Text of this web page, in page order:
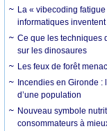
La « vibecoding
informatiques
Ce que les techniques
sur les dinosaures
Les feux de forêt
Incendies en Gironde
d’une population
Nouveau symbole
consommateurs à